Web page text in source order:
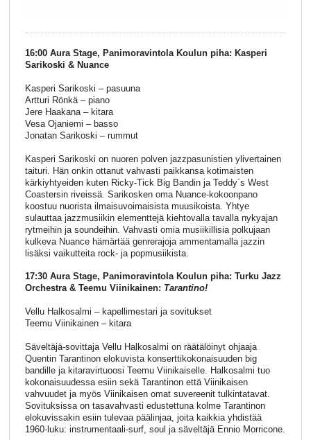
16:00 Aura Stage, Panimoravintola Koulun piha: Kasperi
Sarikoski & Nuance
Kasperi Sarikoski – pasuuna
Artturi Rönkä – piano
Jere Haakana – kitara
Vesa Ojaniemi – basso
Jonatan Sarikoski – rummut
Kasperi Sarikoski on nuoren polven jazzpasunistien ylivertainen
taituri. Hän onkin ottanut vahvasti paikkansa kotimaisten
kärkiyhtyeiden kuten Ricky-Tick Big Bandin ja Teddy´s West
Coastersin riveissä. Sarikosken oma Nuance-kokoonpano
koostuu nuorista ilmaisuvoimaisista muusikoista. Yhtye
sulauttaa jazzmusiikin elementtejä kiehtovalla tavalla nykyajan
rytmeihin ja soundeihin. Vahvasti omia musiikillisia polkujaan
kulkeva Nuance hämärtää genrerajoja ammentamalla jazzin
lisäksi vaikutteita rock- ja popmusiikista.
17:30 Aura Stage, Panimoravintola Koulun piha: Turku Jazz
Orchestra & Teemu Viinikainen: Tarantino!
Vellu Halkosalmi – kapellimestari ja sovitukset
Teemu Viinikainen – kitara
Säveltäjä-sovittaja Vellu Halkosalmi on räätälöinyt ohjaaja
Quentin Tarantinon elokuvista konserttikokonaisuuden big
bandille ja kitaravirtuoosi Teemu Viinikaiselle. Halkosalmi tuo
kokonaisuudessa esiin sekä Tarantinon että Viinikaisen
vahvuudet ja myös Viinikaisen omat suvereenit tulkintatavat.
Sovituksissa on tasavahvasti edustettuna kolme Tarantinon
elokuvissakin esiin tulevaa päälinjaa, joita kaikkia yhdistää
1960-luku: instrumentaali-surf, soul ja säveltäjä Ennio Morricone.